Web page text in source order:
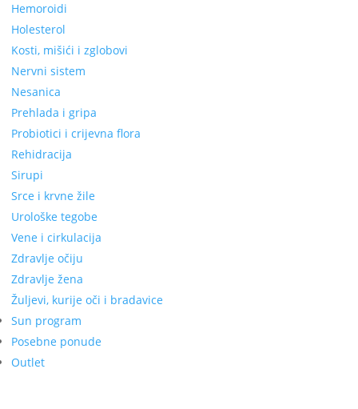
Hemoroidi
Holesterol
Kosti, mišići i zglobovi
Nervni sistem
Nesanica
Prehlada i gripa
Probiotici i crijevna flora
Rehidracija
Sirupi
Srce i krvne žile
Urološke tegobe
Vene i cirkulacija
Zdravlje očiju
Zdravlje žena
Žuljevi, kurije oči i bradavice
Sun program
Posebne ponude
Outlet